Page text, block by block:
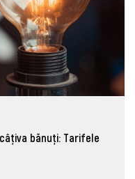
bănuţi: Tarifele